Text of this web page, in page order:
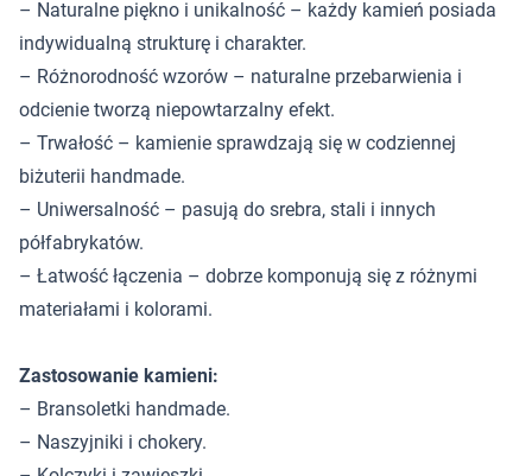
– Naturalne piękno i unikalność – każdy kamień posiada
indywidualną strukturę i charakter.
– Różnorodność wzorów – naturalne przebarwienia i
odcienie tworzą niepowtarzalny efekt.
– Trwałość – kamienie sprawdzają się w codziennej
biżuterii handmade.
– Uniwersalność – pasują do srebra, stali i innych
półfabrykatów.
– Łatwość łączenia – dobrze komponują się z różnymi
materiałami i kolorami.
Zastosowanie kamieni:
– Bransoletki handmade.
– Naszyjniki i chokery.